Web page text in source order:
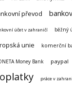
převod
účet v zahraničí běžný
unie komerční
Money Bank paypal
práce v